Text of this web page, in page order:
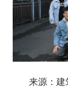
来源：